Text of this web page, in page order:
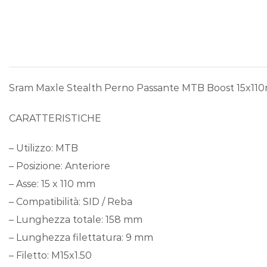
Sram Maxle Stealth Perno Passante MTB Boost
CARATTERISTICHE
– Utilizzo: MTB
– Posizione: Anteriore
– Asse: 15 x 110 mm
– Compatibilità: SID / Reba
– Lunghezza totale: 158 mm
– Lunghezza filettatura: 9 mm
– Filetto: M15x1.50